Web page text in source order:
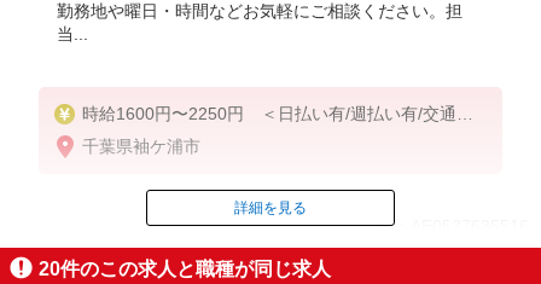
勤務地や曜日・時間などお気軽にご相談ください。担
当...
時給1600円〜2250円 ＜日払い有/週払い有/交通費
全支給(ガソリン代含む)＞
千葉県袖ケ浦市
ID：AE0527635516
詳細を見る
20件のこの求人と職種が同じ求人